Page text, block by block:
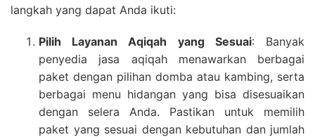
langkah yang dapat Anda ikuti:
Pilih Layanan Aqiqah yang Sesuai: Banyak
penyedia jasa aqiqah menawarkan berbagai
paket dengan pilihan domba atau kambing, serta
berbagai menu hidangan yang bisa disesuaikan
dengan selera Anda. Pastikan untuk memilih
paket yang sesuai dengan kebutuhan dan jumlah